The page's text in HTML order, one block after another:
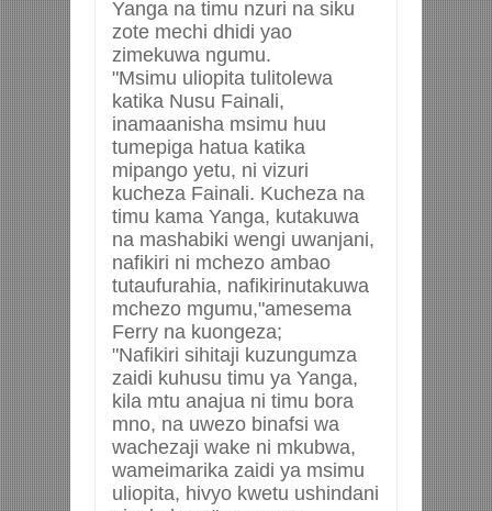
Yanga na timu nzuri na siku
zote mechi dhidi yao
zimekuwa ngumu.
"Msimu uliopita tulitolewa
katika Nusu Fainali,
inamaanisha msimu huu
tumepiga hatua katika
mipango yetu, ni vizuri
kucheza Fainali. Kucheza na
timu kama Yanga, kutakuwa
na mashabiki wengi uwanjani,
nafikiri ni mchezo ambao
tutaufurahia, nafikirinutakuwa
mchezo mgumu,"amesema
Ferry na kuongeza;
"Nafikiri sihitaji kuzungumza
zaidi kuhusu timu ya Yanga,
kila mtu anajua ni timu bora
mno, na uwezo binafsi wa
wachezaji wake ni mkubwa,
wameimarika zaidi ya msimu
uliopita, hivyo kwetu ushindani